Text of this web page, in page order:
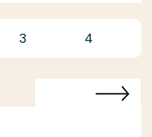
3 4